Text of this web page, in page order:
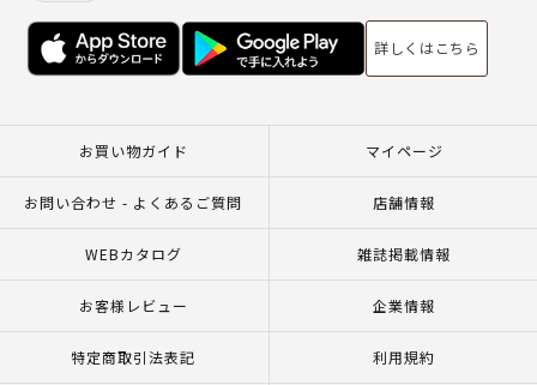
詳しくはこちら
お買い物ガイド マイページ
お問い合わせ - よくあるご質問 店舗情報
WEBカタログ 雑誌掲載情報
お客様レビュー 企業情報
特定商取引法表記 利用規約